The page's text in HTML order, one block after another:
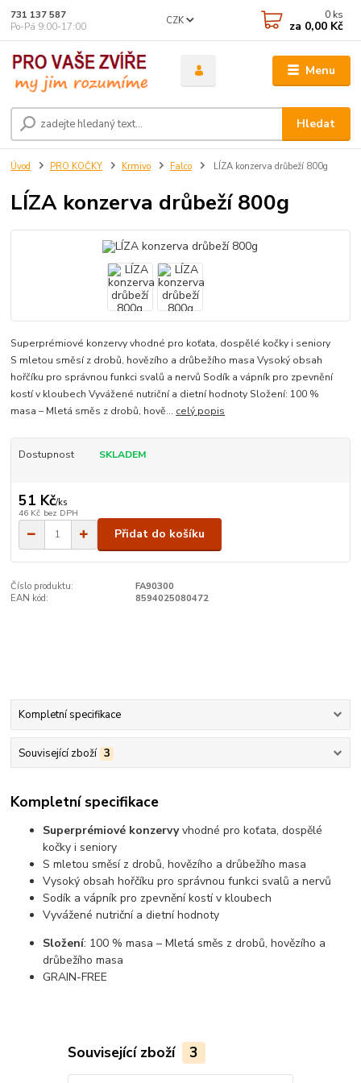
Menu
CZK
Hledat
731 137 587
Po-Pá 9:00-17:00
0 ks
za 0,00 Kč
Úvod PRO KOČKY Krmivo Falco LÍZA konzerva drůbeží 800g
LÍZA konzerva drůbeží 800g
Superprémiové konzervy vhodné pro koťata, dospělé kočky i seniory
S mletou směsí z drobů, hovězího a drůbežího masa Vysoký obsah
hořčíku pro správnou funkci svalů a nervů Sodík a vápník pro zpevnění
kostí v kloubech Vyvážené nutriční a dietní hodnoty Složení: 100 %
masa – Mletá směs z drobů, hově... celý popis
Dostupnost SKLADEM
51 Kč/ks
46 Kč bez DPH
Přidat do košíku
Číslo produktu:
FA90300
EAN kód:
8594025080472
Kompletní specifikace
Související zboží 3
Kompletní specifikace
Superprémiové konzervyvhodné pro koťata, dospělé
kočky i seniory
S mletou směsí z drobů, hovězího a drůbežího masa
Vysoký obsah hořčíku pro správnou funkci svalů a nervů
Sodík a vápník pro zpevnění kostí v kloubech
Vyvážené nutriční a dietní hodnoty
Složení: 100 % masa – Mletá směs z drobů, hovězího a
drůbežího masa
GRAIN-FREE
Související zboží 3